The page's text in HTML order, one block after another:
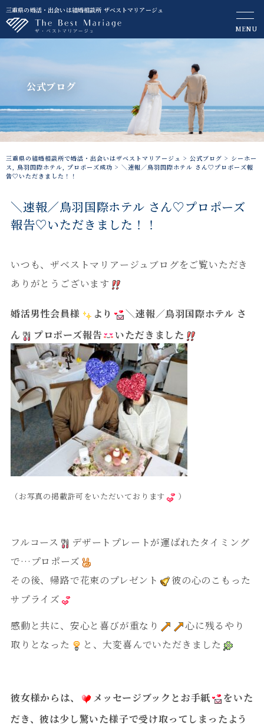
三重県の婚活・出会いは結婚相談所 ザベストマリアージュ
MENU
公式ブログ
三重県の結婚相談所で婚活・出会いはザベストマリアージュ > 公式ブログ > シーホー
ス, 鳥羽国際ホテル, プロポーズ成功 > ＼速報／鳥羽国際ホテル さん♡プロポーズ報
告♡いただきました！！
＼速報／鳥羽国際ホテル さん♡プロポーズ
報告♡いただきました！！
いつも、ザベストマリアージュブログをご覧いただき
ありがとうございます
婚活男性会員様 より
＼速報／鳥羽国際ホテル さ
ん
プロポーズ報告 いただきました
（お写真の掲載許可をいただいております ）
フルコース
デザートプレートが運ばれたタイミング
で…プロポーズ
その後、帰路で花束のプレゼント
彼の心のこもった
サプライズ
感動と共に、安心と喜びが重なり
心に残るやり
取りとなった
と、大変喜んでいただきました
彼女様からは、 メッセージブックとお手紙
をいた
だき、彼は少し驚いた様子で受け取ってしまったよう